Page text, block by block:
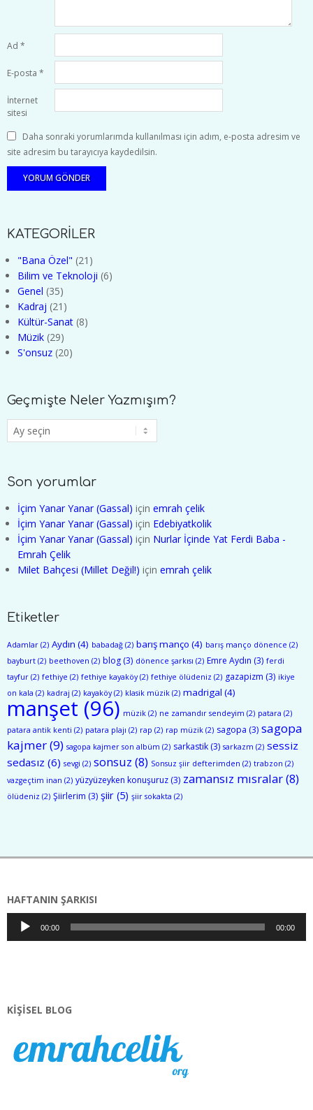
Ad *
E-posta *
İnternet
sitesi
Daha sonraki yorumlarımda kullanılması için adım, e-posta adresim ve
site adresim bu tarayıcıya kaydedilsin.
KATEGORİLER
"Bana Özel" (21)
Bilim ve Teknoloji (6)
Genel (35)
Kadraj (21)
Kültür-Sanat (8)
Müzik (29)
S'onsuz (20)
Geçmişte Neler Yazmışım?
Geçmişte
Neler
Son yorumlar
İçim Yanar Yanar (Gassal) için emrah çelik
İçim Yanar Yanar (Gassal) için Edebiyatkolik
İçim Yanar Yanar (Gassal) için Nurlar İçinde Yat Ferdi Baba -
Emrah Çelik
Milet Bahçesi (Millet Değil!) için emrah çelik
Etiketler
Adamlar (2) Aydın (4) babadağ (2) barış manço (4) barış manço dönence (2)
bayburt (2) beethoven (2) blog (3) dönence şarkısı (2) Emre Aydın (3) ferdi
tayfur (2) fethiye (2) fethiye kayaköy(2) fethiye ölüdeniz (2) gazapizm (3) ikiye
on kala (2) kadraj (2) kayaköy(2) klasik müzik (2) madrigal (4)
manşet (96) müzik (2) ne zamandır sendeyim (2) patara (2)
patara antik kenti (2) patara plajı (2) rap (2) rap müzik (2) sagopa (3) sagopa
kajmer(9) sagopa kajmer son albüm (2) sarkastik (3) sarkazm (2) sessiz
sedasız (6) sevgi (2) sonsuz (8) Sonsuz şiir defterimden (2) trabzon (2)
vazgeçtim inan (2) yüzyüzeyken konuşuruz (3) zamansız mısralar(8)
ölüdeniz (2) Şiirlerim (3) şiir (5) şiir sokakta (2)
HAFTANIN ŞARKISI
Ses
oynatıcı
00:00 00:00
KIŞISEL BLOG